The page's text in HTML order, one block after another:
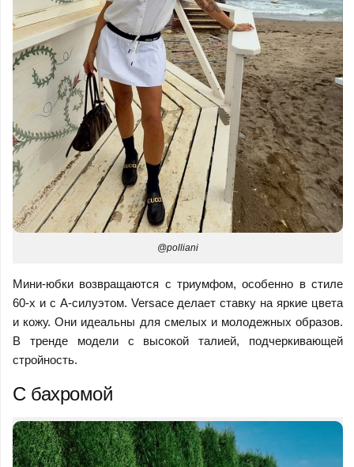
@polliani
Мини-юбки возвращаются с триумфом, особенно в стиле
60-х и с А-силуэтом. Versace делает ставку на яркие цвета
и кожу. Они идеальны для смелых и молодежных образов.
В тренде модели с высокой талией, подчеркивающей
стройность.
С бахромой